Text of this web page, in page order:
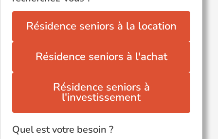
Résidence seniors à la location
Résidence seniors à l'achat
Résidence seniors à
l'investissement
Quel est votre besoin ?